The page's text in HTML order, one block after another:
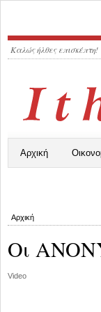
Καλώς ήλθες επισκέπτη!
Αρχική
Αρχική
Οι
Video